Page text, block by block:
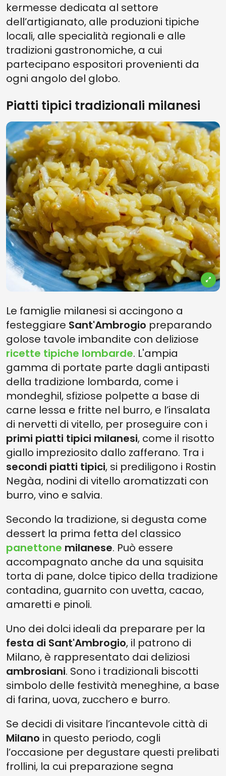
kermesse dedicata al settore
dell’artigianato, alle produzioni tipiche
locali, alle specialità regionali e alle
tradizioni gastronomiche, a cui
partecipano espositori provenienti da
ogni angolo del globo.
Piatti tipici tradizionali milanesi
Le famiglie milanesi si accingono a
festeggiare Sant'Ambrogio preparando
golose tavole imbandite con deliziose
ricette tipiche lombarde. L'ampia
gamma di portate parte dagli antipasti
della tradizione lombarda, come i
mondeghil, sfiziose polpette a base di
carne lessa e fritte nel burro, e l’insalata
di nervetti di vitello, per proseguire con i
primi piatti tipici milanesi, come il risotto
giallo impreziosito dallo zafferano. Tra i
secondi piatti tipici, si prediligono i Rostin
Negàa, nodini di vitello aromatizzati con
burro, vino e salvia.
Secondo la tradizione, si degusta come
dessert la prima fetta del classico
panettone milanese. Può essere
accompagnato anche da una squisita
torta di pane, dolce tipico della tradizione
contadina, guarnito con uvetta, cacao,
amaretti e pinoli.
Uno dei dolci ideali da preparare per la
festa di Sant'Ambrogio, il patrono di
Milano, è rappresentato dai deliziosi
ambrosiani. Sono i tradizionali biscotti
simbolo delle festività meneghine, a base
di farina, uova, zucchero e burro.
Se decidi di visitare l’incantevole città di
Milano in questo periodo, cogli
l’occasione per degustare questi prelibati
frollini, la cui preparazione segna